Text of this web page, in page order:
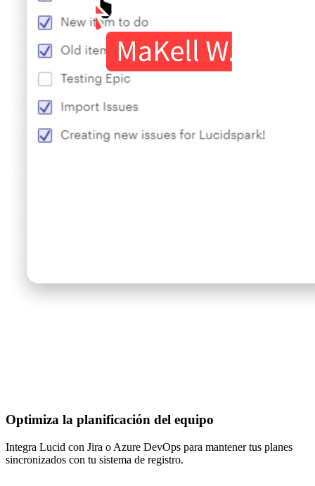
Optimiza la planificación del equipo
Integra Lucid con Jira o Azure DevOps para mantener tus planes
sincronizados con tu sistema de registro.